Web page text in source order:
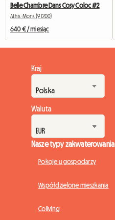
Belle Chambre Dans Cosy Coloc #2
Athis-Mons (91200)
640 € / miesiąc
Kraj
Waluta
Nasze typy zakwaterowania
Pokoje u gospodarzy
Współdzielone mieszkania
Coliving